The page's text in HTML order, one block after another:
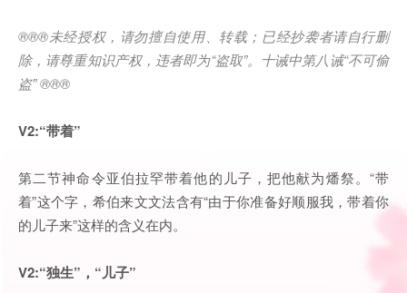
®®®未经授权，请勿擅自使用、转载；已经抄袭者请自行删
除，请尊重知识产权，违者即为“盗取”。十诫中第八诫“不可偷
盗” ®®®
V2:“带着”
第二节神命令亚伯拉罕带着他的儿子，把他献为燔祭。“带
着”这个字，希伯来文文法含有“由于你准备好顺服我，带着你
的儿子来”这样的含义在内。
V2:“独生”，“儿子”